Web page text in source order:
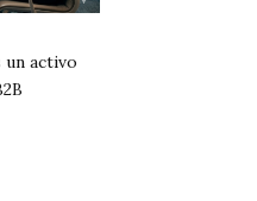
activo